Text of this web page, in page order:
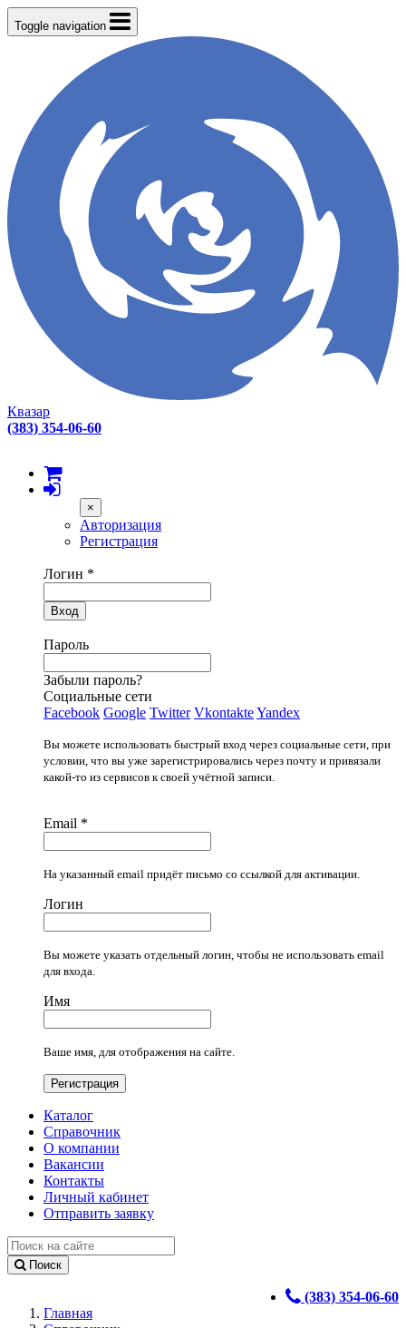
Toggle navigation
Квазар
(383) 354-06-60
×
Авторизация
Регистрация
Логин *
Вход
Пароль
Забыли пароль?
Социальные сети
Facebook Google Twitter VkontakteYandex
Вы можете использовать быстрый вход через социальные сети, при
условии, что вы уже зарегистрировались через почту и привязали
какой-то из сервисов к своей учётной записи.
Email *
На указанный email придёт письмо со ссылкой для активации.
Логин
Вы можете указать отдельный логин, чтобы не использовать email
для входа.
Имя
Ваше имя, для отображения на сайте.
Регистрация
Каталог
Справочник
О компании
Вакансии
Контакты
Личный кабинет
Отправить заявку
Поиск
(383) 354-06-60
Главная